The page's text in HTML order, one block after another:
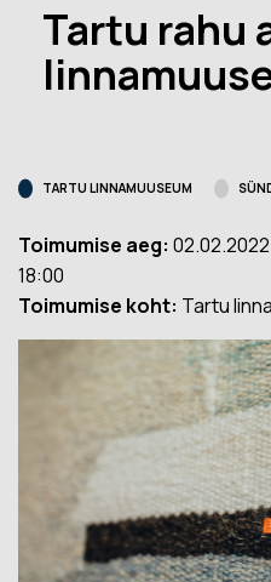
Tartu rahu
TARTU LINNAMUUSEUM
Toimumise aeg:
18:00
Toimumise koht: Tartu